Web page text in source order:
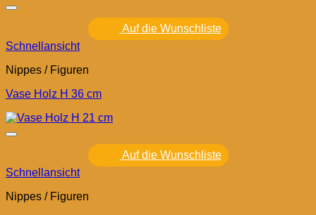
Auf die Wunschliste
Schnellansicht
Nippes / Figuren
Vase Holz H 36 cm
Auf die Wunschliste
Schnellansicht
Nippes / Figuren